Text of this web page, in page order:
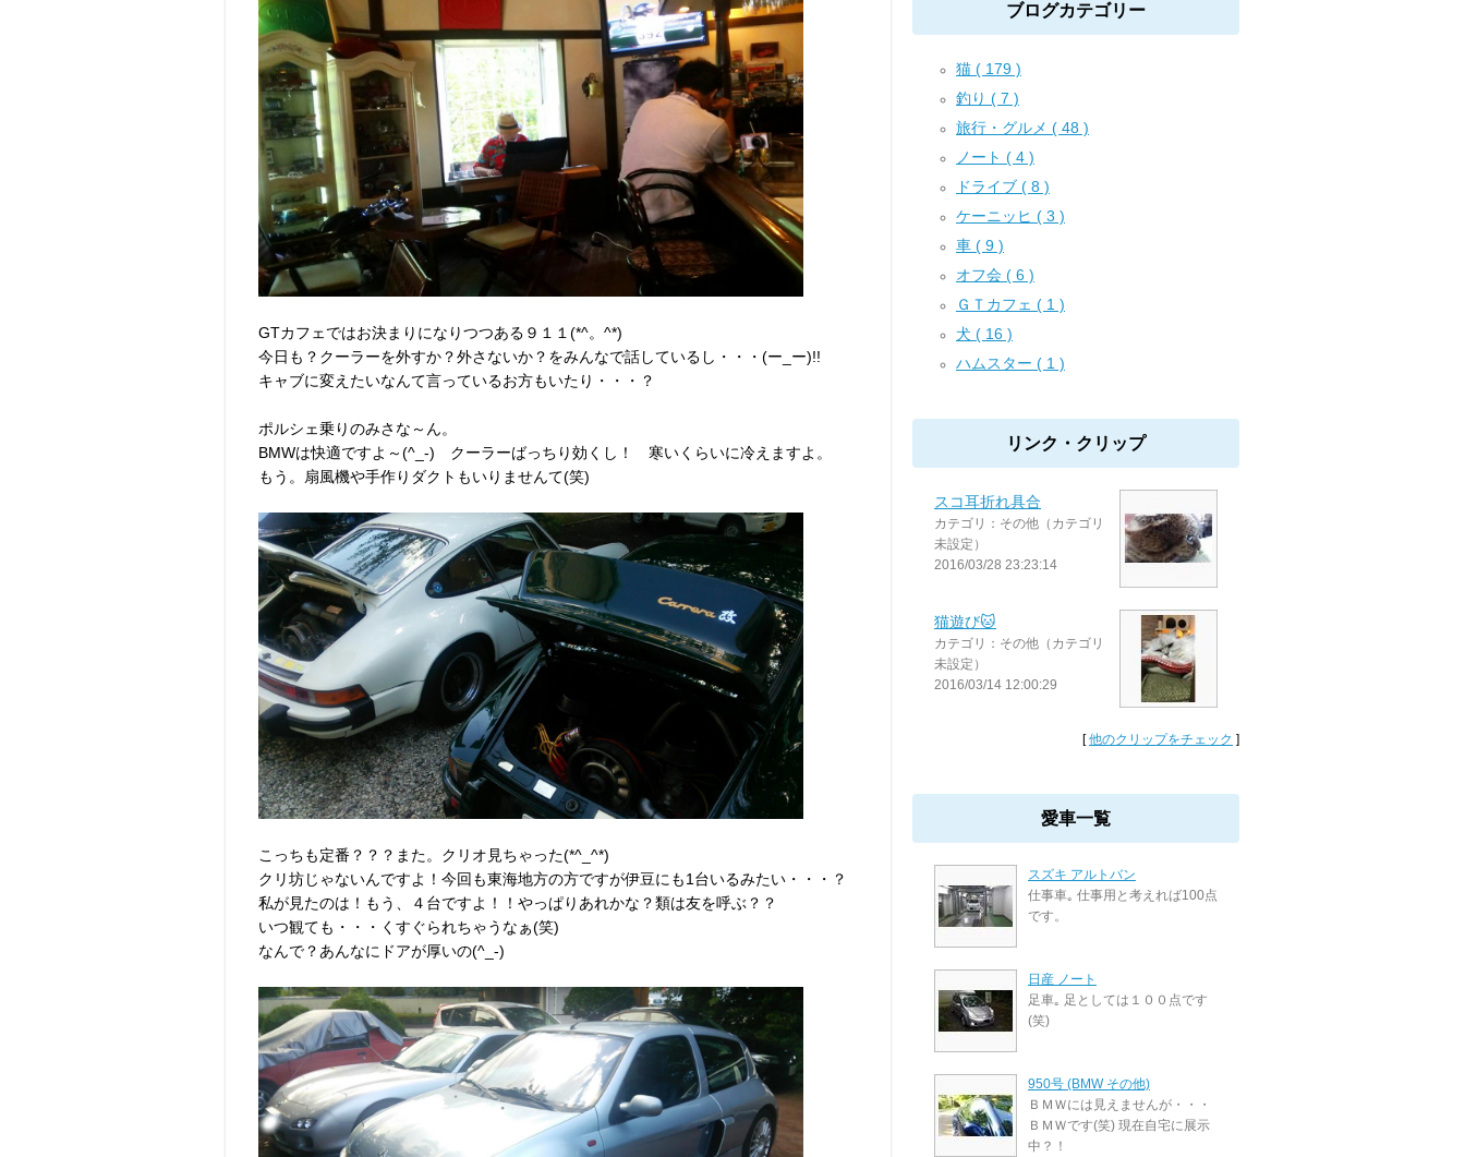
GTカフェではお決まりになりつつある９１１(*^。^*)
今日も？クーラーを外すか？外さないか？をみんなで話しているし・・・(ー_ー)!!
キャブに変えたいなんて言っているお方もいたり・・・？
ポルシェ乗りのみさな～ん。
BMWは快適ですよ～(^_-) クーラーばっちり効くし！ 寒いくらいに冷えますよ。
もう。扇風機や手作りダクトもいりませんて(笑)
こっちも定番？？？また。クリオ見ちゃった(*^_^*)
クリ坊じゃないんですよ！今回も東海地方の方ですが伊豆にも1台いるみたい・・・？
私が見たのは！もう、４台ですよ！！やっぱりあれかな？類は友を呼ぶ？？
いつ観ても・・・くすぐられちゃうなぁ(笑)
なんで？あんなにドアが厚いの(^_-)
ブログカテゴリー
猫 ( 179 )
釣り ( 7 )
旅行・グルメ ( 48 )
ノート ( 4 )
ドライブ ( 8 )
ケーニッヒ ( 3 )
車 ( 9 )
オフ会 ( 6 )
ＧＴカフェ ( 1 )
犬 ( 16 )
ハムスター ( 1 )
リンク・クリップ
スコ耳折れ具合
カテゴリ：その他（カテゴリ
未設定）
2016/03/28 23:23:14
猫遊び🐱
カテゴリ：その他（カテゴリ
未設定）
2016/03/14 12:00:29
[他のクリップをチェック ]
愛車一覧
スズキ アルトバン
仕事車｡ 仕事用と考えれば100点
です。
日産 ノート
足車｡ 足としては１００点です
(笑)
950号 (BMW その他)
ＢＭＷには見えませんが・・・
ＢＭＷです(笑) 現在自宅に展示
中？！